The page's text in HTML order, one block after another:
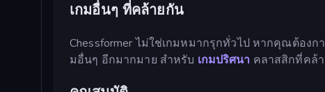
เกมอื่นๆ ที่คล้ายกัน
Chessformer ไม่ใช่เกมหมากรุกทั่วไป หากคุณต้อง
มอื่นๆ อีกมากมาย สำหรับ เกมปริศนา คลาสสิกที่คล้